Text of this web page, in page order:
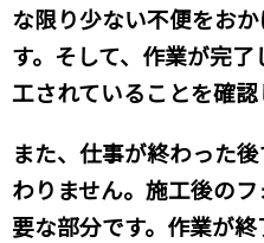
な限り少ない不便をお
す。そして、作業が完
工されていることを確認
また、仕事が終わった
わりません。施工後の
要な部分です。作業が